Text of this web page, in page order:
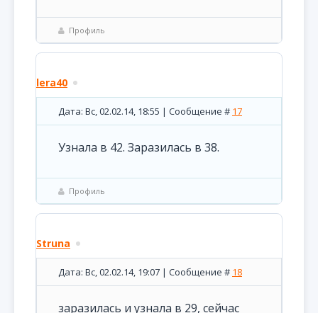
Профиль
lera40
Дата: Вс, 02.02.14, 18:55 | Сообщение # 17
Узнала в 42. Заразилась в 38.
Профиль
Struna
Дата: Вс, 02.02.14, 19:07 | Сообщение # 18
заразилась и узнала в 29, сейчас